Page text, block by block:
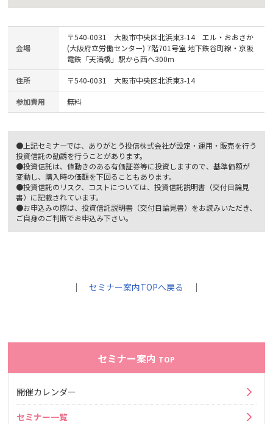
会場
〒540-0031 大阪市中央区北浜東3-14 エル・おおさか
(大阪府立労働センター) 7階701号室 地下鉄谷町線・京阪
電鉄「天満橋」駅から西へ300m
住所 〒540-0031 大阪市中央区北浜東3-14
参加費用 無料
●上記セミナーでは、ありがとう投信株式会社が設定・運用・販売を行う
投資信託の勧誘を行うことがあります。
●投資信託は、値動きのある有価証券等に投資しますので、基準価額が
変動し、購入時の価額を下回ることもあります。
●投資信託のリスク、コストについては、投資信託説明書（交付目論見
書）に記載されています。
●お申込みの際は、投資信託説明書（交付目論見書）をお読みいただき、
ご自身のご判断でお申込み下さい。
｜セミナー案内TOPへ戻る ｜
セミナー案内 TOP
開催カレンダー
セミナー一覧